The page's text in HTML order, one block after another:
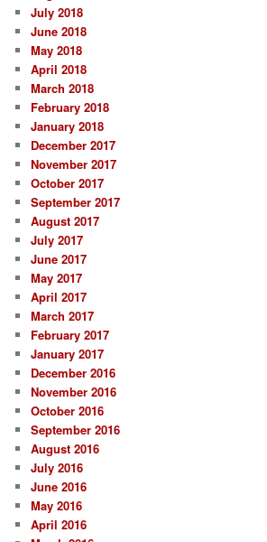
July 2018
June 2018
May 2018
April 2018
March 2018
February 2018
January 2018
December 2017
November 2017
October 2017
September 2017
August 2017
July 2017
June 2017
May 2017
April 2017
March 2017
February 2017
January 2017
December 2016
November 2016
October 2016
September 2016
August 2016
July 2016
June 2016
May 2016
April 2016